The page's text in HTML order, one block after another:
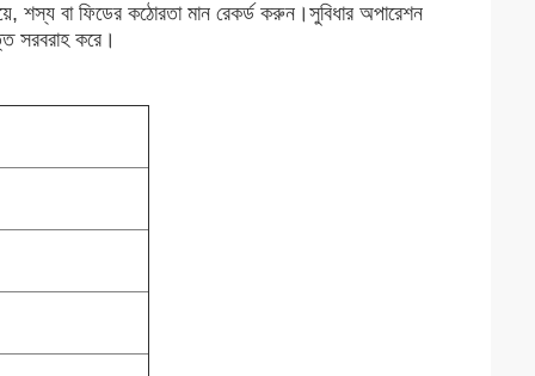
শস্য বা ফিডের কঠোরতা মান রেকর্ড করুন।সুবিধার অপারেশন
সরবরাহ করে।